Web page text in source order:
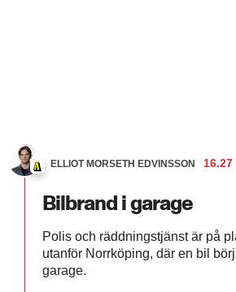
ELLIOT MORSETH EDVINSSON 16.27
Bilbrand i garage
Polis och räddningstjänst är på
utanför Norrköping, där en bil
garage.